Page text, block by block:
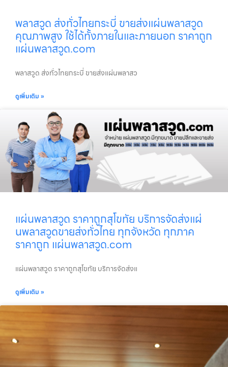
พลาสวูด ส่งทั่วไทยกระบี่ ขายส่งแผ่นพลาสวูด
คุณภาพสูง ใช้ได้ทั้งภายในและภายนอก ราคาถูก
แผ่นพลาสวูด.com
พลาสวูด ส่งทั่วไทยกระบี่ ขายส่งแผ่นพลาสว
ดูเพิ่มเติม »
แผ่นพลาสวูด ราคาถูกสุโขทัย บริการจัดส่งแผ่
นพลาสวูดขายส่งทั่วไทย ทุกจังหวัด ทุกภาค
ราคาถูก แผ่นพลาสวูด.com
แผ่นพลาสวูด ราคาถูกสุโขทัย บริการจัดส่งแ
ดูเพิ่มเติม »